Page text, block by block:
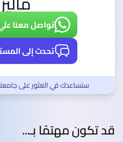
تواصل معنا
تحدث إلى
سنساعدك في العثور على
قد تكون مهتمًا بـ...